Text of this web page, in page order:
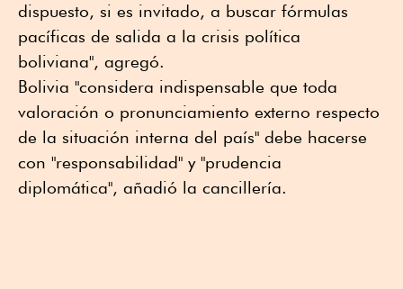
dispuesto, si es invitado, a buscar fórmulas
pacíficas de salida a la crisis política
boliviana", agregó.
Bolivia "considera indispensable que toda
valoración o pronunciamiento externo respecto
de la situación interna del país" debe hacerse
con "responsabilidad" y "prudencia
diplomática", añadió la cancillería.